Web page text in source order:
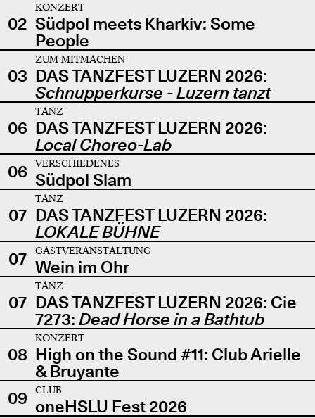
02
KONZERT
Südpol meets Kharkiv: Some
People
03
ZUM MITMACHEN
DAS TANZFEST LUZERN 2026:
Schnupperkurse - Luzern tanzt
06
TANZ
DAS TANZFEST LUZERN 2026:
Local Choreo-Lab
06
VERSCHIEDENES
Südpol Slam
07
TANZ
DAS TANZFEST LUZERN 2026:
LOKALE BÜHNE
07
GASTVERANSTALTUNG
Wein im Ohr
07
TANZ
DAS TANZFEST LUZERN 2026: Cie
7273: Dead Horse in a Bathtub
08
KONZERT
High on the Sound #11: Club Arielle
& Bruyante
09
CLUB
oneHSLU Fest 2026